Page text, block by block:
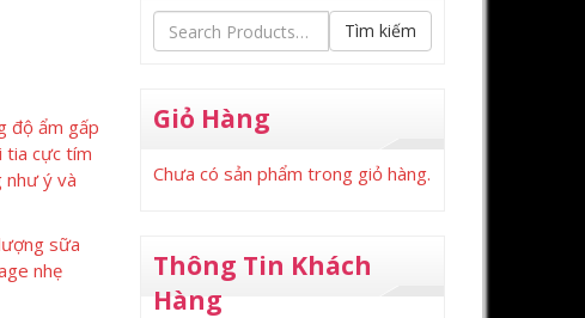
độ ẩm gấp
tia cực tím
như ý và
sữa
nhẹ
Tìm kiếm
Giỏ Hàng
Chưa có sản phẩm trong giỏ hàng.
Thông Tin Khách
Hàng